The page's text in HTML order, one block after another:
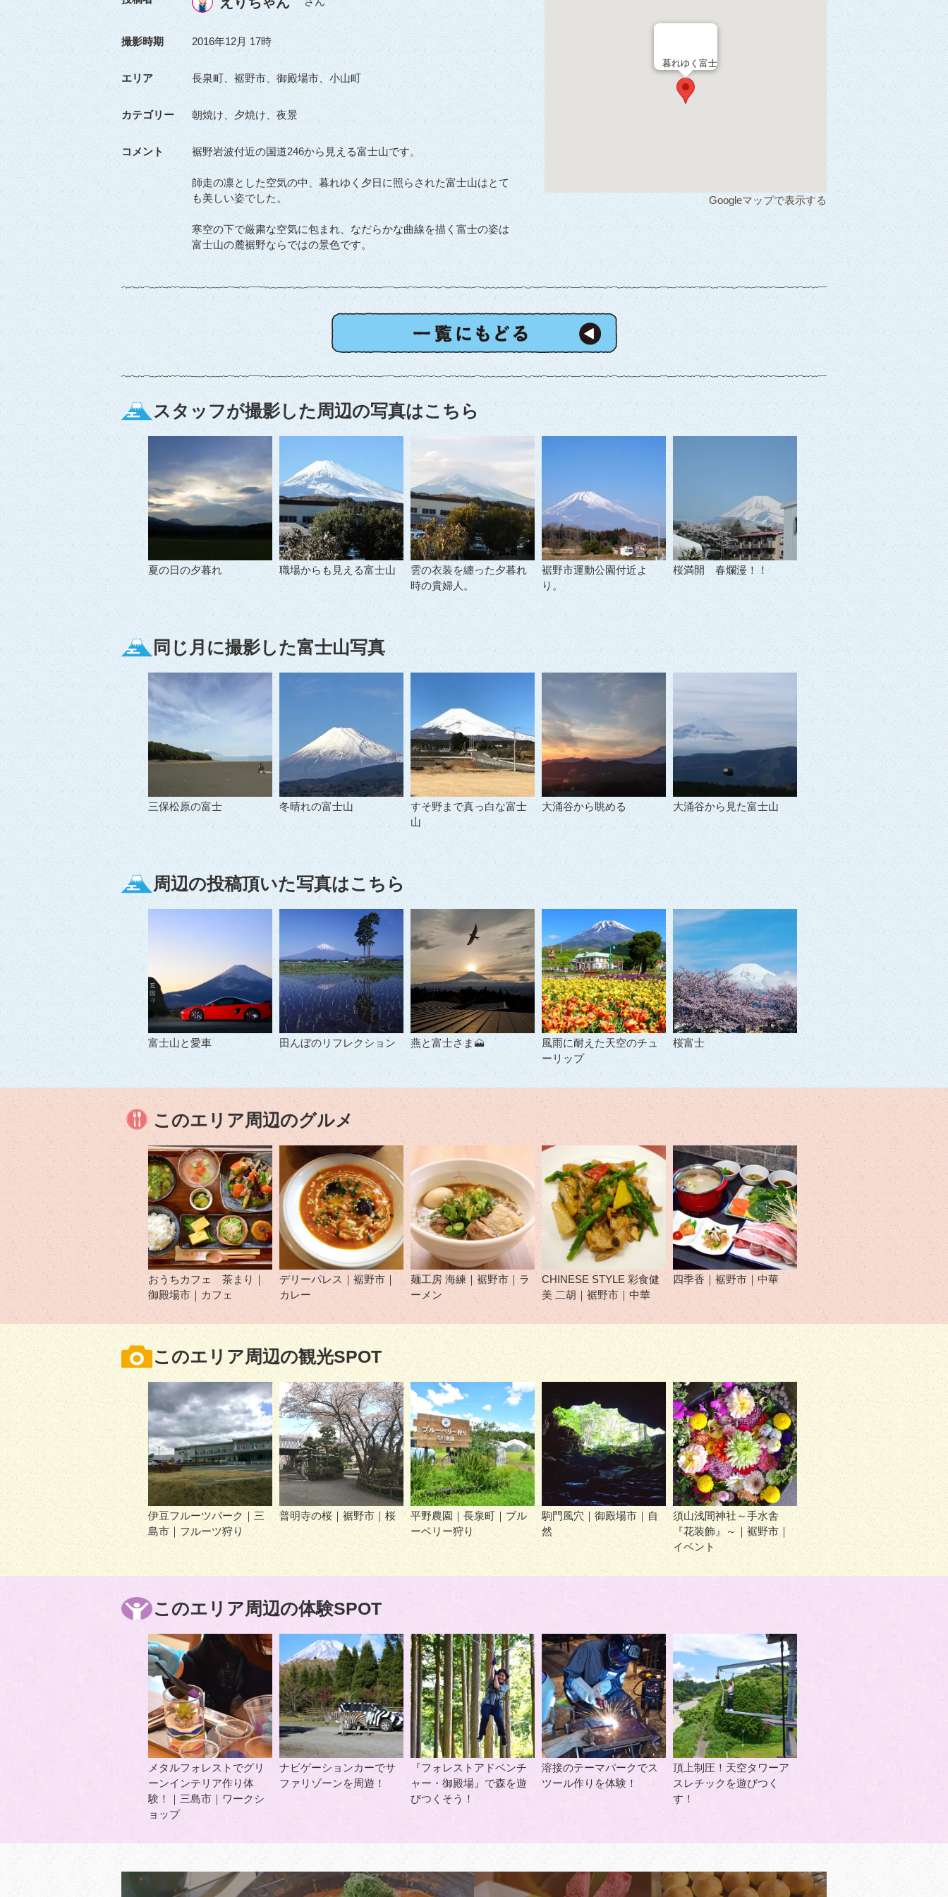
撮影時期 2016年12月 17時
エリア 長泉町、裾野市、御殿場市、小山町
カテゴリー 朝焼け、夕焼け、夜景
コメント 裾野岩波付近の国道246から見える富士山です。
師走の凛とした空気の中、暮れゆく夕日に照らされた富士山はとて
も美しい姿でした。
寒空の下で厳粛な空気に包まれ、なだらかな曲線を描く富士の姿は
富士山の麓裾野ならではの景色です。
暮れゆく富士
Googleマップで表示する
スタッフが撮影した周辺の写真はこちら
夏の日の夕暮れ 職場からも見える富士山
雲の衣装を纏った夕暮れ
時の貴婦人。
裾野市運動公園付近よ
り。
桜満開 春爛漫！！
同じ月に撮影した富士山写真
三保松原の富士 冬晴れの富士山
すそ野まで真っ白な富士
山
大涌谷から眺める 大涌谷から見た富士山
周辺の投稿頂いた写真はこちら
富士山と愛車 田んぼのリフレクション 燕と富士さま🗻
風雨に耐えた天空のチュ
ーリップ
桜富士
このエリア周辺のグルメ
おうちカフェ 茶まり｜
御殿場市｜カフェ
デリーパレス｜裾野市｜
カレー
麺工房 海練｜裾野市｜ラ
ーメン
CHINESE STYLE 彩食健
美 二胡｜裾野市｜中華
四季香｜裾野市｜中華
このエリア周辺の観光SPOT
伊豆フルーツパーク｜三
島市｜フルーツ狩り
普明寺の桜｜裾野市｜桜
平野農園｜長泉町｜ブル
ーベリー狩り
駒門風穴｜御殿場市｜自
然
須山浅間神社～手水舎
『花装飾』～｜裾野市｜
イベント
このエリア周辺の体験SPOT
メタルフォレストでグリ
ーンインテリア作り体
験！｜三島市｜ワークシ
ョップ
ナビゲーションカーでサ
ファリゾーンを周遊！
『フォレストアドベンチ
ャー・御殿場』で森を遊
びつくそう！
溶接のテーマパークでス
ツール作りを体験！
頂上制圧！天空タワーア
スレチックを遊びつく
す！